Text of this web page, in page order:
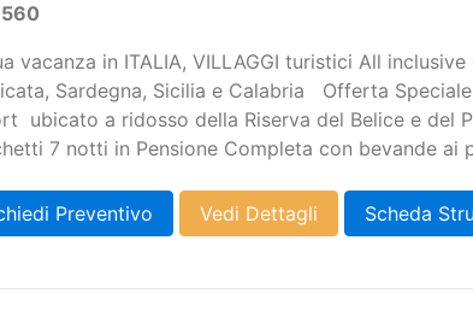
vacanza in ITALIA, VILLAGGI turistici All
Sardegna, Sicilia e Calabria Offerta
ubicato a ridosso della Riserva del Belice e del
7 notti in Pensione Completa con bevande ai
Preventivo Vedi Dettagli Scheda